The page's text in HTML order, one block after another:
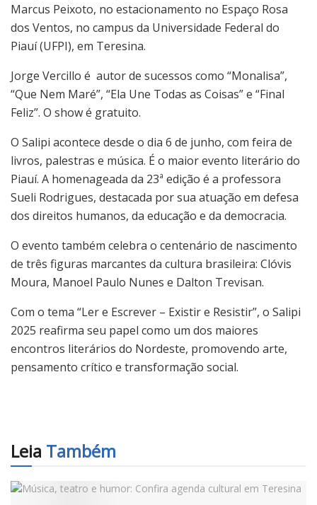
Marcus Peixoto, no estacionamento no Espaço Rosa
dos Ventos, no campus da Universidade Federal do
Piauí (UFPI), em Teresina.
Jorge Vercillo é autor de sucessos como “Monalisa”,
“Que Nem Maré”, “Ela Une Todas as Coisas” e “Final
Feliz”. O show é gratuito.
O Salipi acontece desde o dia 6 de junho, com feira de
livros, palestras e música. É o maior evento literário do
Piauí. A homenageada da 23ª edição é a professora
Sueli Rodrigues, destacada por sua atuação em defesa
dos direitos humanos, da educação e da democracia.
O evento também celebra o centenário de nascimento
de três figuras marcantes da cultura brasileira: Clóvis
Moura, Manoel Paulo Nunes e Dalton Trevisan.
Com o tema “Ler e Escrever – Existir e Resistir”, o Salipi
2025 reafirma seu papel como um dos maiores
encontros literários do Nordeste, promovendo arte,
pensamento crítico e transformação social.
Leia Também